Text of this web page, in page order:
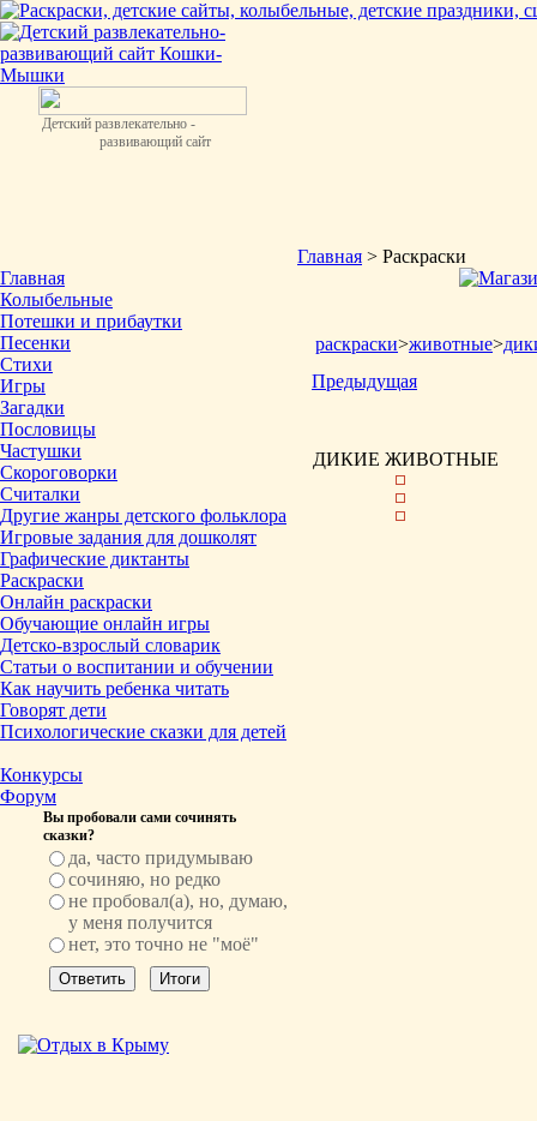
Детский развлекательно -
развивающий сайт
Главная
Колыбельные
Потешки и прибаутки
Песенки
Стихи
Игры
Загадки
Пословицы
Частушки
Скороговорки
Считалки
Другие жанры детского фольклора
Игровые задания для дошколят
Графические диктанты
Раскраски
Онлайн раскраски
Обучающие онлайн игры
Детско-взрослый словарик
Статьи о воспитании и обучении
Как научить ребенка читать
Говорят дети
Психологические сказки для детей
Конкурсы
Форум
Вы пробовали сами сочинять
сказки?
да, часто придумываю
сочиняю, но редко
не пробовал(а), но, думаю,
у меня получится
нет, это точно не "моё"
Главная > Раскраски
раскраски>животные>
Предыдущая
ДИКИЕ ЖИВОТНЫЕ